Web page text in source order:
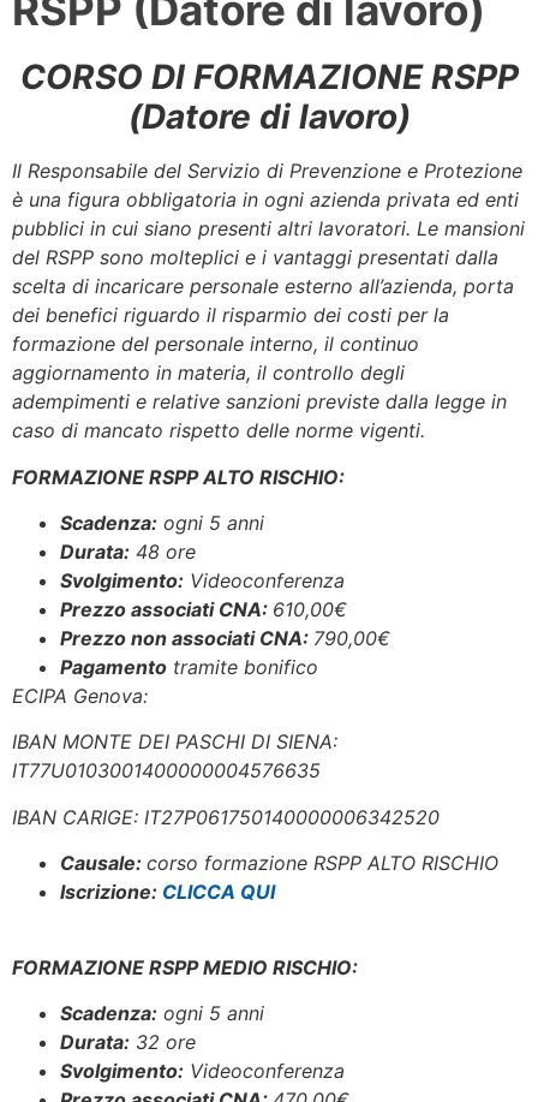
CORSO DI FORMAZIONE RSPP
(Datore di lavoro)
Il Responsabile del Servizio di Prevenzione e Protezione
è una figura obbligatoria in ogni azienda privata ed enti
pubblici in cui siano presenti altri lavoratori. Le mansioni
del RSPP sono molteplici e i vantaggi presentati dalla
scelta di incaricare personale esterno all’azienda, porta
dei benefici riguardo il risparmio dei costi per la
formazione del personale interno, il continuo
aggiornamento in materia, il controllo degli
adempimenti e relative sanzioni previste dalla legge in
caso di mancato rispetto delle norme vigenti.
FORMAZIONE RSPP ALTO RISCHIO:
Scadenza: ogni 5 anni
Durata: 48 ore
Svolgimento: Videoconferenza
Prezzo associati CNA: 610,00€
Prezzo non associati CNA: 790,00€
Pagamento tramite bonifico
ECIPA Genova:
IBAN MONTE DEI PASCHI DI SIENA:
IT77U0103001400000004576635
IBAN CARIGE: IT27P061750140000006342520
Causale: corso formazione RSPP ALTO RISCHIO
Iscrizione: CLICCA QUI
FORMAZIONE RSPP MEDIO RISCHIO:
Scadenza: ogni 5 anni
Durata: 32 ore
Svolgimento: Videoconferenza